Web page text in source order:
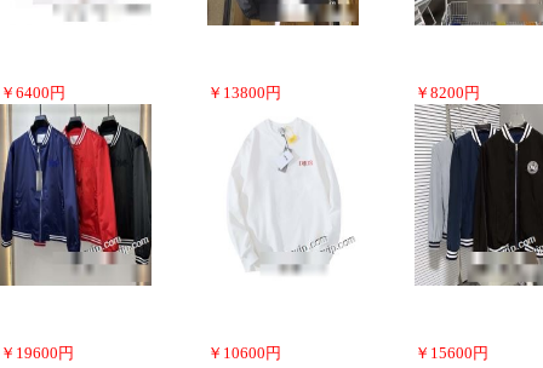
￥ 6400 円 ￥ 13800 円 ￥ 8200 円
￥ 19600 円 ￥ 10600 円 ￥ 15600 円